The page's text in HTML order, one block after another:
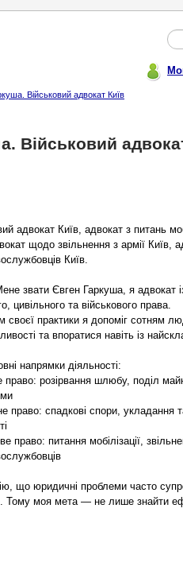
Військовий адвокат Київ
Військовий
адвокат Київ, адвокат з питань
щодо звільнення з армії Київ,
Київ.
звати Євген Гаркуша, я адвокат
цивільного та військового права.
своєї практики я допоміг сотням
та впоратися навіть із
напрямки діяльності:
право: розірвання шлюбу, поділ
право: спадкові спори, укладання
право: питання мобілізації,
що юридичні проблеми часто
Тому моя мета — не лише знайти